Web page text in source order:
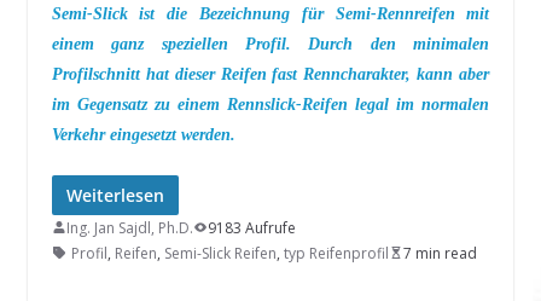
Semi-Slick ist die Bezeichnung für Semi-Rennreifen mit
einem ganz speziellen Profil. Durch den minimalen
Profilschnitt hat dieser Reifen fast Renncharakter, kann aber
im Gegensatz zu einem Rennslick-Reifen legal im normalen
Verkehr eingesetzt werden.
Weiterlesen
Ing. Jan Sajdl, Ph.D.
9183 Aufrufe
Profil, Reifen, Semi-Slick Reifen, typ Reifenprofil 7 min read